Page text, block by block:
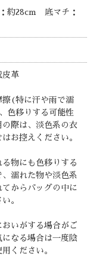
約28cm 底マチ：
皮革
(特に汗や雨で濡
色移りする可能性
際は、淡色系の衣
お控えください。
物にも色移りする
濡れた物や淡色系
からバッグの中に
。
いがする場合がご
なる場合は一度陰
ください。